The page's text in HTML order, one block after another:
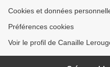
Cookies et données
Préférences cookies
Voir le profil de Canaille